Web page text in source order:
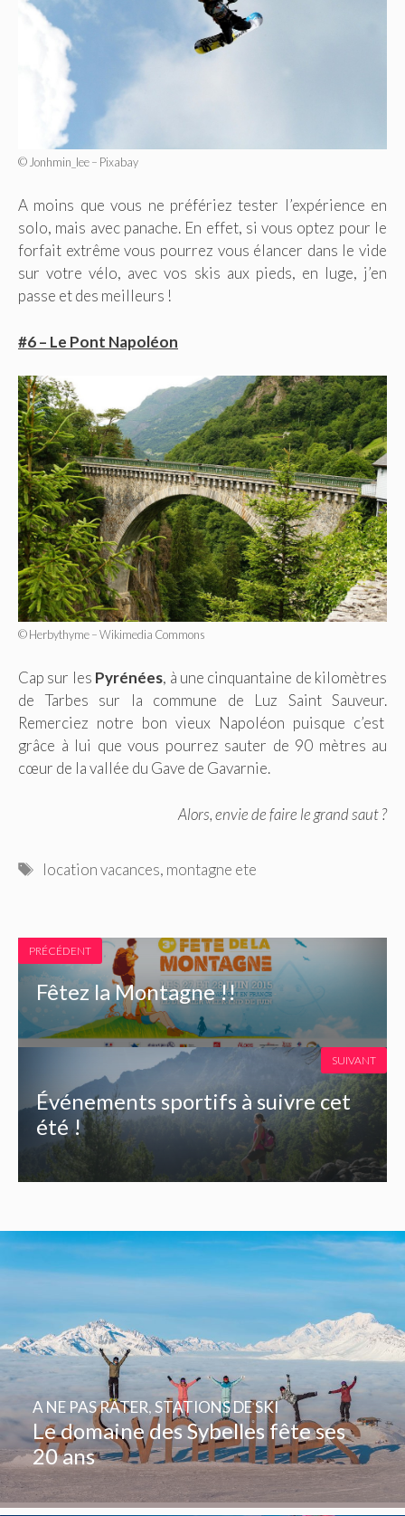
© Jonhmin_lee – Pixabay
A moins que vous ne préfériez tester l’expérience en
solo, mais avec panache. En effet, si vous optez pour le
forfait extrême vous pourrez vous élancer dans le vide
sur votre vélo, avec vos skis aux pieds, en luge, j’en
passe et des meilleurs !
#6 – Le Pont Napoléon
© Herbythyme – Wikimedia Commons
Cap sur les Pyrénées, à une cinquantaine de kilomètres
de Tarbes sur la commune de Luz Saint Sauveur.
Remerciez notre bon vieux Napoléon puisque c’est
grâce à lui que vous pourrez sauter de 90 mètres au
cœur de la vallée du Gave de Gavarnie.
Alors, envie de faire le grand saut ?
Étiquettes
location vacances, montagne ete
PRÉCÉDENT
Fêtez la Montagne !!
Événements sportifs à suivre cet
été !
SUIVANT
Le domaine des Sybelles fête ses
20 ans
A NE PAS RATER,STATIONS DE SKI